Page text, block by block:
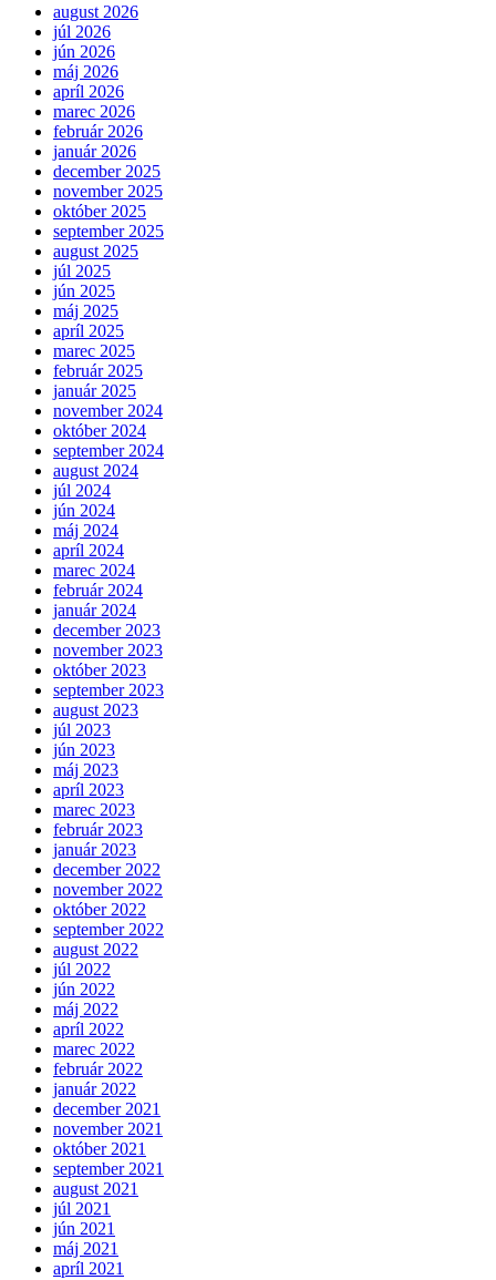
august 2026
júl 2026
jún 2026
máj 2026
apríl 2026
marec 2026
február 2026
január 2026
december 2025
november 2025
október 2025
september 2025
august 2025
júl 2025
jún 2025
máj 2025
apríl 2025
marec 2025
február 2025
január 2025
november 2024
október 2024
september 2024
august 2024
júl 2024
jún 2024
máj 2024
apríl 2024
marec 2024
február 2024
január 2024
december 2023
november 2023
október 2023
september 2023
august 2023
júl 2023
jún 2023
máj 2023
apríl 2023
marec 2023
február 2023
január 2023
december 2022
november 2022
október 2022
september 2022
august 2022
júl 2022
jún 2022
máj 2022
apríl 2022
marec 2022
február 2022
január 2022
december 2021
november 2021
október 2021
september 2021
august 2021
júl 2021
jún 2021
máj 2021
apríl 2021